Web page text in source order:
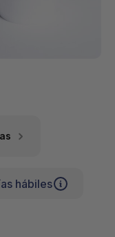
hábiles